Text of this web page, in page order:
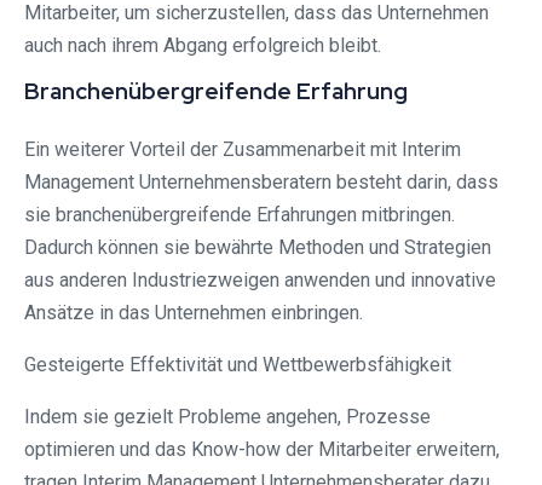
Mitarbeiter, um sicherzustellen, dass das Unternehmen
auch nach ihrem Abgang erfolgreich bleibt.
Branchenübergreifende Erfahrung
Ein weiterer Vorteil der Zusammenarbeit mit Interim
Management Unternehmensberatern besteht darin, dass
sie branchenübergreifende Erfahrungen mitbringen.
Dadurch können sie bewährte Methoden und Strategien
aus anderen Industriezweigen anwenden und innovative
Ansätze in das Unternehmen einbringen.
Gesteigerte Effektivität und Wettbewerbsfähigkeit
Indem sie gezielt Probleme angehen, Prozesse
optimieren und das Know-how der Mitarbeiter erweitern,